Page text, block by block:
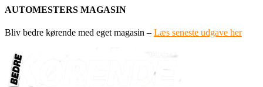
AUTOMESTERS MAGASIN
Bliv bedre kørende med eget magasin – Læs seneste udgave her